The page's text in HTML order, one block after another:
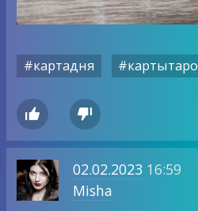
#картадня #картытаро
 
02.02.2023 16:59
Misha